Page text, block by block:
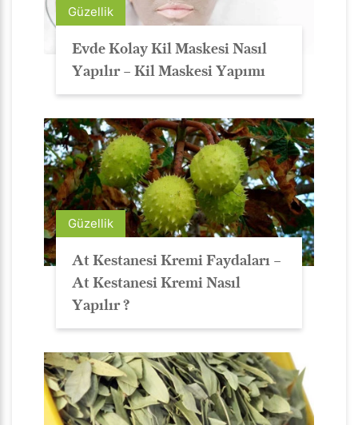
Güzellik
Evde Kolay Kil Maskesi Nasıl
Yapılır – Kil Maskesi Yapımı
Güzellik
At Kestanesi Kremi Faydaları –
At Kestanesi Kremi Nasıl
Yapılır ?